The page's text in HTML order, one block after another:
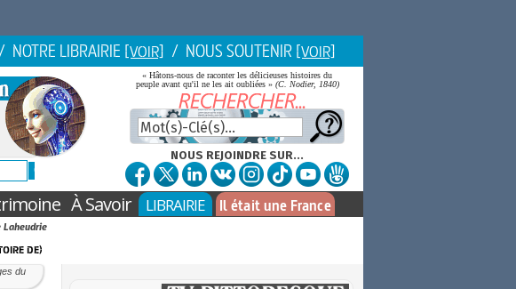
/ NOTRE LIBRAIRIE [VOIR] / NOUS SOUTENIR [VOIR]
« Hâtons-nous de raconter les délicieuses histoires du
peuple avant qu'il ne les ait oubliées » (C. Nodier, 1840)
NOUS REJOINDRE SUR...
À Savoir LIBRAIRIE Il était une France
Laheudrie
de)
du